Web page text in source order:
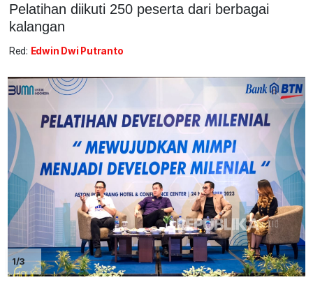
Pelatihan diikuti 250 peserta dari berbagai
kalangan
Red: Edwin Dwi Putranto
1/3